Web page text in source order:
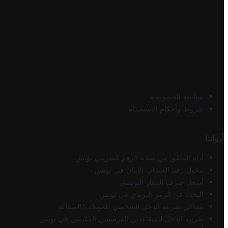
سياسة الخصوصية
شروط وأحكام الاستخدام
أدواتنا
أداة التحقق من صحة الرقم الضريبي تونس
محول رقم الحساب الآيبان في تونس
أسعار صرف الدينار التونسي
البحث عن الرمز البريدي في تونس
محاكي ضريبة الدخل الشخصي للموظف/المتقاعد
ضريبة الدخل للمتقاعدين الفرنسيين المقيمين في تونس